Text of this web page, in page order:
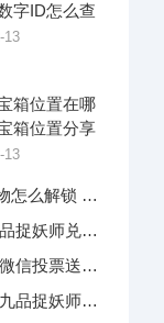
字ID怎么查
13
箱位置在哪
箱位置分享
13
怎么解锁 植
成配方汇总
捉妖师兑换
信投票送礼
品捉妖师炼